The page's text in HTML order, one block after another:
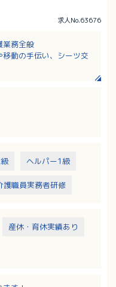
求人No.63676
業務全般
移動の手伝い、シーツ交
ヘルパー1級
護職員実務者研修
産休・育休実績あり